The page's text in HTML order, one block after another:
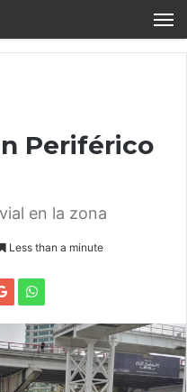
Periférico
en la zona
Less than a minute